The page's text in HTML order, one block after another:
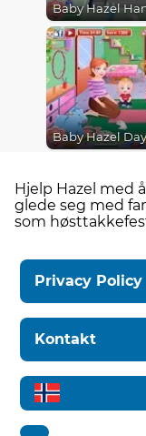
Hjelp Hazel med
glede seg med
som
Privacy Policy
Kontakt